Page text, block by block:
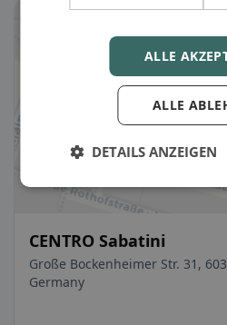
CENTRO Sabatini
Große Bockenheimer Str. 31,
Germany
ALLE
ALLE
DETAILS ANZEIGEN